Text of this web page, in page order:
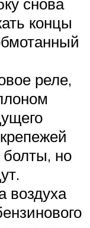
концы
реле,
но
воздуха